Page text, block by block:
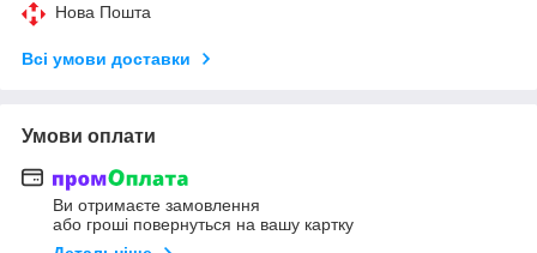
Нова Пошта
Всі умови доставки
Умови оплати
Ви отримаєте замовлення
або гроші повернуться на вашу картку